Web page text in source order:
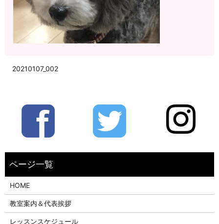
20210107_002
HOME
教室案内＆代表挨拶
レッスンスケジュール